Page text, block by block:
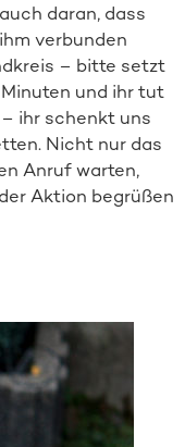
daran, dass
verbunden
– bitte setzt
und ihr tut
ihr schenkt uns
Nicht nur das
Anruf warten,
Aktion begrüßen